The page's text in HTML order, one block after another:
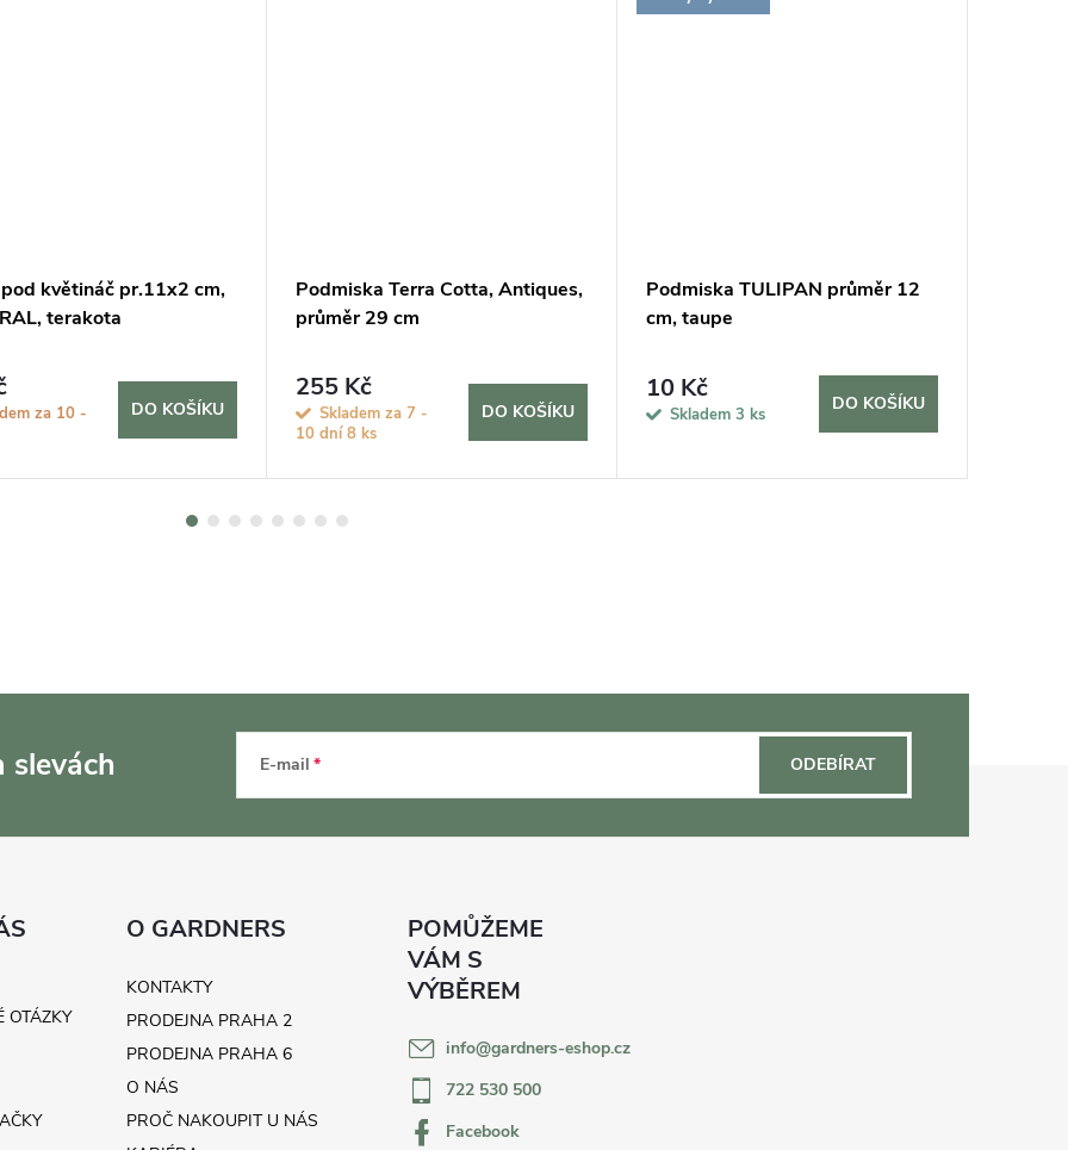
květináč pr.11x2 cm,
terakota
za 10 -
DO KOŠÍKU
Podmiska Terra Cotta, Antiques,
průměr 29 cm
255 Kč
Skladem za 7 -
10 dní8 ks
DO KOŠÍKU
Podmiska TULIPAN průměr 12
cm, taupe
10 Kč
Skladem 3 ks
DO KOŠÍKU
slevách E-mail ODEBÍRAT
OTÁZKY
O GARDNERS
KONTAKTY
PRODEJNA PRAHA 2
PRODEJNA PRAHA 6
O NÁS
PROČ NAKOUPIT U NÁS
info@gardners-eshop.cz
722 530 500
Facebook